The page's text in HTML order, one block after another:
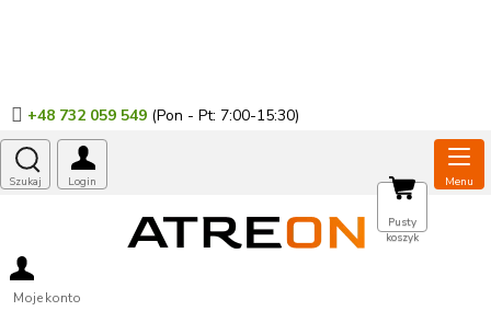
+48 732 059 549
Moje konto
KOSZYK
Pusty
koszyk